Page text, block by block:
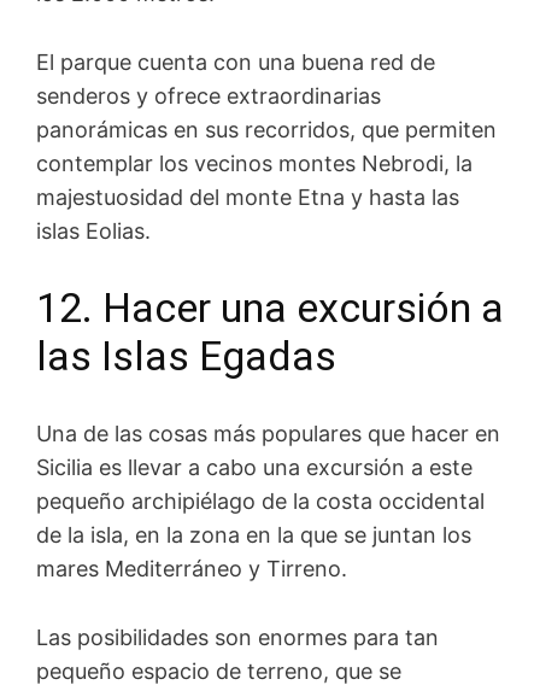
El parque cuenta con una buena red de
senderos y ofrece extraordinarias
panorámicas en sus recorridos, que permiten
contemplar los vecinos montes Nebrodi, la
majestuosidad del monte Etna y hasta las
islas Eolias.
12. Hacer una excursión a
las Islas Egadas
Una de las cosas más populares que hacer en
Sicilia es llevar a cabo una excursión a este
pequeño archipiélago de la costa occidental
de la isla, en la zona en la que se juntan los
mares Mediterráneo y Tirreno.
Las posibilidades son enormes para tan
pequeño espacio de terreno, que se